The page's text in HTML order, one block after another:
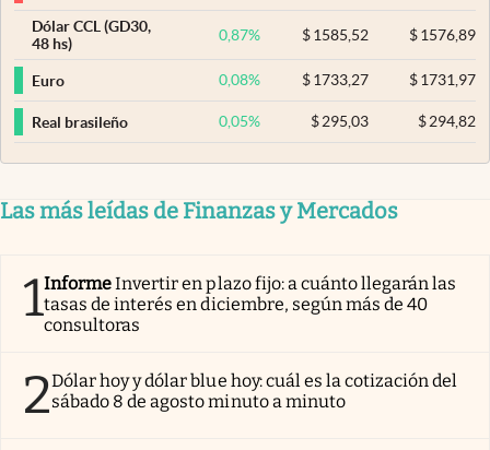
Dólar CCL (GD30,
48 hs)
0,87% $ 1585,52 $1576,89
Euro 0,08% $ 1733,27 $1731,97
Real brasileño 0,05% $295,03 $294,82
Las más leídas de Finanzas y Mercados
1InformeInvertir en plazo fijo: a cuánto llegarán las
tasas de interés en diciembre, según más de 40
consultoras
2Dólar hoy y dólar blue hoy: cuál es la cotización del
sábado 8 de agosto minuto a minuto